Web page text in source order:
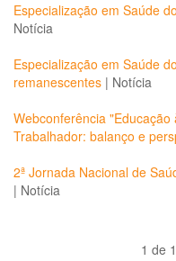
Especialização em Saúde
Notícia
Especialização em Saúde
remanescentes | Notícia
Webconferência
Trabalhador: balanço e
2ª Jornada Nacional de
| Notícia
1 de